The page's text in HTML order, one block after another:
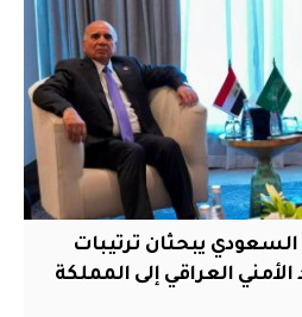
السعودي يبحثان ترتيبات
الأمني العراقي إلى المملكة